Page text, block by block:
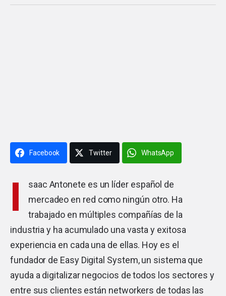
Facebook Twitter WhatsApp
I
saac Antonete es un líder español de
mercadeo en red como ningún otro. Ha
trabajado en múltiples compañías de la
industria y ha acumulado una vasta y exitosa
experiencia en cada una de ellas. Hoy es el
fundador de Easy Digital System, un sistema que
ayuda a digitalizar negocios de todos los sectores y
entre sus clientes están networkers de todas las